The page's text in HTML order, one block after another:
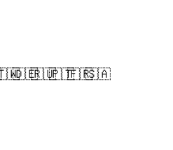
🇩🇪🇷🇺🇵🇹🇫🇷🇸🇦